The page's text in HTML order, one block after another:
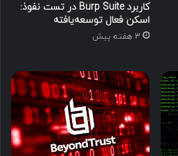
کاربرد Burp Suite در تست نفوذ:
اسکن فعال توسعه‌یافته
3 هفته پیش